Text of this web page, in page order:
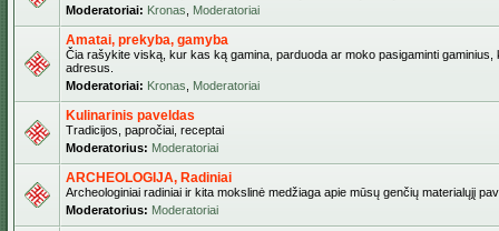
Moderatoriai: Kronas Moderatoriai
Amatai, prekyba, gamyba
Čia rašykite viską, kur kas ką gamina, parduoda ar moko pasigaminti
adresus.
Moderatoriai: Kronas Moderatoriai
Kulinarinis paveldas
Tradicijos, papročiai, receptai
Moderatorius: Moderatoriai
ARCHEOLOGIJA, Radiniai
Archeologiniai radiniai ir kita mokslinė medžiaga apie mūsų genčių materialųjį
Moderatorius: Moderatoriai